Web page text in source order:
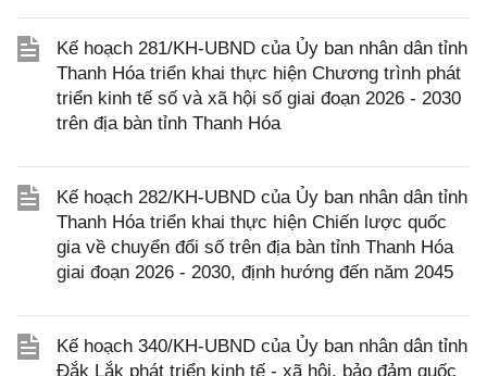
Kế hoạch 281/KH-UBND của Ủy ban nhân dân tỉnh
Thanh Hóa triển khai thực hiện Chương trình phát
triển kinh tế số và xã hội số giai đoạn 2026 - 2030
trên địa bàn tỉnh Thanh Hóa
Kế hoạch 282/KH-UBND của Ủy ban nhân dân tỉnh
Thanh Hóa triển khai thực hiện Chiến lược quốc
gia về chuyển đổi số trên địa bàn tỉnh Thanh Hóa
giai đoạn 2026 - 2030, định hướng đến năm 2045
Kế hoạch 340/KH-UBND của Ủy ban nhân dân tỉnh
Đắk Lắk phát triển kinh tế - xã hội, bảo đảm quốc